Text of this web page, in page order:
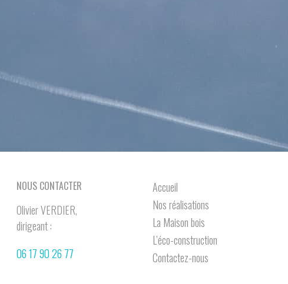
NOUS CONTACTER
Olivier VERDIER,
dirigeant :
06 17 90 26 77
Accueil
Nos réalisations
La Maison bois
L’éco-construction
Contactez-nous